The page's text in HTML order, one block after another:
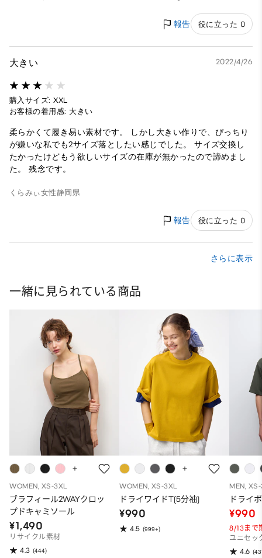
報告 役に立った 0
大きい 2022/4/26
購入サイズ: XXL
お客様の着用感: 大きい
柔らかくて履き易い素材です。 しかし大きい作りで、ぴっちり
が嫌いな私でも2サイズ落としたい感じでした。 サイズ交換し
たかったけどもう欲しいサイズの在庫が無かったので諦めまし
た。 残念です。
くらみぃ女性静岡県
報告 役に立った 0
さらに表示
一緒に見られている商品
WOMEN, XS-3XL
ブラフィール2WAYクロッ
プドキャミソール
¥1,490
リサイクル素材
4.3 (444)
WOMEN, XS-3XL
ドライワイドT(5分袖)
¥990
4.5 (999+)
MEN,
ドライ
¥990
8/13まで
ユニセッ
4.6